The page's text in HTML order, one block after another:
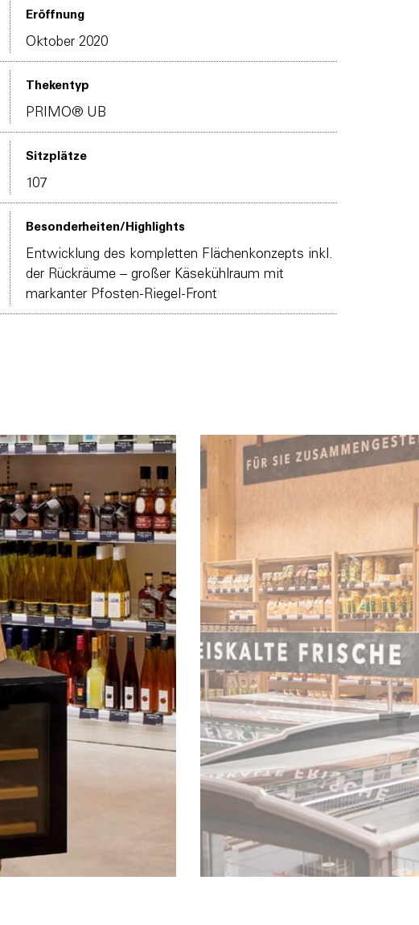
Eröffnung
Oktober 2020
Thekentyp
PRIMO® UB
Sitzplätze
107
Besonderheiten/Highlights
Entwicklung des kompletten Flächenkonzepts inkl.
der Rückräume – großer Käsekühlraum mit
markanter Pfosten-Riegel-Front